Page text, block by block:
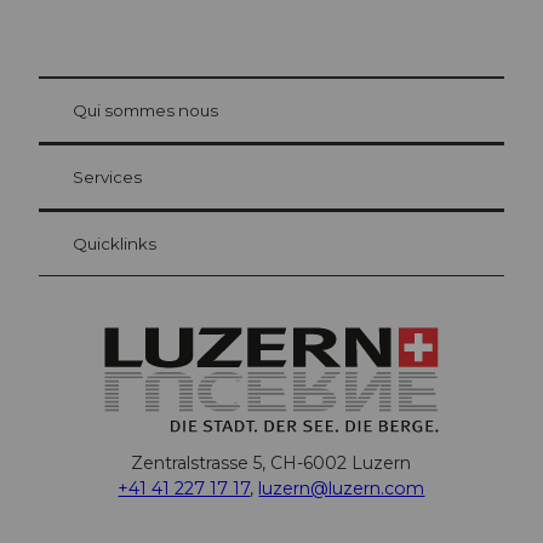
Carte d’hôte Lucerne
Vos avantages en tant qu'hôte pour la nuit
at Bre
Qui sommes nous
Services
Quicklinks
Zentralstrasse 5, CH-6002 Luzern
+41 41 227 17 17, luzern@luzern.com